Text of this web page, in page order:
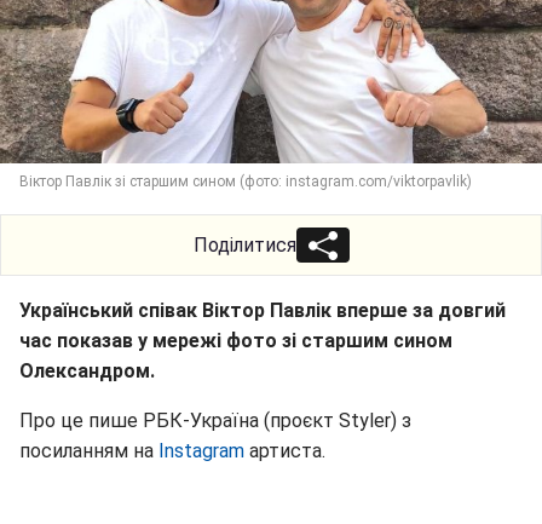
Віктор Павлік зі старшим сином (фото: instagram.com/viktorpavlik)
Поділитися
Український співак Віктор Павлік вперше за довгий
час показав у мережі фото зі старшим сином
Олександром.
Про це пише РБК-Україна (проєкт Styler) з
посиланням на Instagram артиста.